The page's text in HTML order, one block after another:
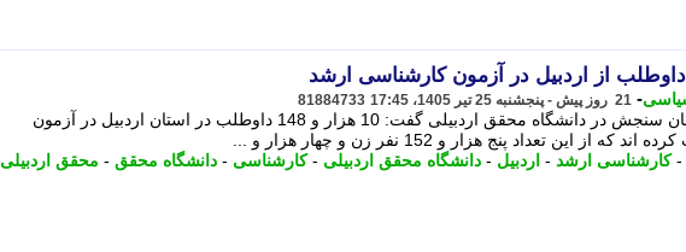
- 21 روز پیش - پنجشنبه 25 تیر 1405، 17:45 81884733
نماینده تام الاختیار سازمان سنجش در دانشگاه محقق اردبیلی گفت: 10 هزار و 148 داوطلب در استان اردبیل در آزمون
این تعداد پنج هزار و 152 نفر زن و چهار هزار و ...
-کارشناسی ارشد - اردبیل - دانشگاه محقق اردبیلی -کارشناسی - دانشگاه محقق - محقق اردبیلی